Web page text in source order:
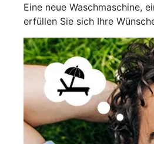
Eine neue Waschmaschine,
erfüllen Sie sich Ihre